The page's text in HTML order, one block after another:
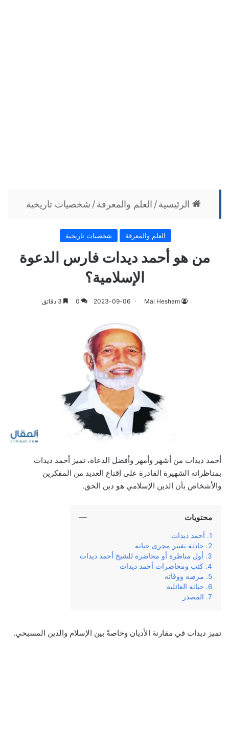
الرئيسية / العلم والمعرفة / شخصيات تاريخية
العلم والمعرفة شخصيات تاريخية
من هو أحمد ديدات فارس الدعوة
الإسلامية؟
Mai Hesham
2023-09-06
0
أحمد ديدات من أشهر وأمهر وأفضل الدعاة، تميز أحمد ديدات
بمناظراته الشهيرة القادرة على إقناع العديد من المفكرين
والأشخاص بأن الدين الإسلامي هو دين الحق.
محتويات
أحمد ديدات
حادثة تغيير مجرى حياته
أول مناظرة أو محاضرة للشيخ أحمد ديدات
كتب ومحاضرات أحمد ديدات
مرضه ووفاته
حياته العائلية
المصدر
تميز ديدات في مقارنة الأديان وخاصةً بين الإسلام والدين المسيحي.